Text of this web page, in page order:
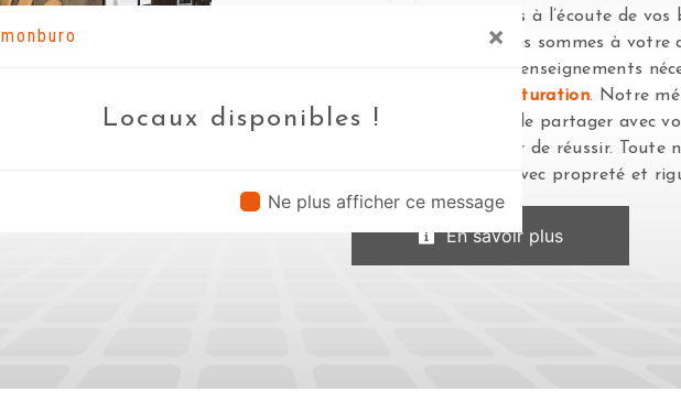
×
Locaux disponibles !
Ne plus afficher ce message
et sommes à l’écoute de vos
, nous sommes à
vous transmettre les renseignements
aide à la facturation. Notre
tout notre passion et le partager avec
encore plus notre désir de réussir. Toute
qualifiée et travaille avec propreté et
En savoir plus